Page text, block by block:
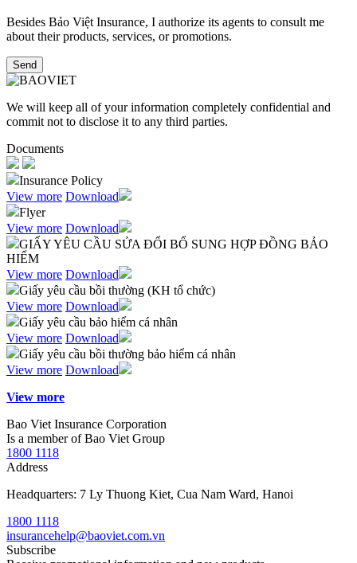
Besides Bảo Việt Insurance, I authorize its agents to consult me
about their products, services, or promotions.​
Send
We will keep all of your information completely confidential and
commit not to disclose it to any third parties.
Documents
Insurance Policy
View more Download
Flyer
View more Download
GIẤY YÊU CẦU SỬA ĐỔI BỔ SUNG HỢP ĐỒNG BẢO
HIỂM
View more Download
Giấy yêu cầu bồi thường (KH tổ chức)
View more Download
Giấy yêu cầu bảo hiểm cá nhân
View more Download
Giấy yêu cầu bồi thường bảo hiểm cá nhân
View more Download
View more
Bao Viet Insurance Corporation
Is a member of Bao Viet Group
1800 1118
Address
Headquarters: 7 Ly Thuong Kiet, Cua Nam Ward, Hanoi
1800 1118
insurancehelp@baoviet.com.vn
Subscribe